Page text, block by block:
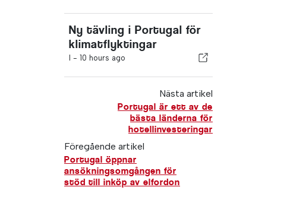
Ny tävling i Portugal för
klimatflyktingar
I - 10 hours ago
Nästa artikel
Portugal är ett av de
bästa länderna för
hotellinvesteringar
Föregående artikel
Portugal öppnar
ansökningsomgången för
stöd till inköp av elfordon